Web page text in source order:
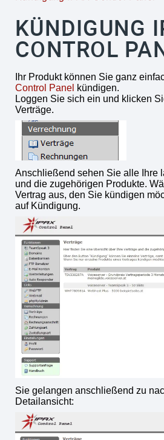
KÜNDIGUNG
CONTROL
Ihr Produkt können Sie ganz
Control Panel kündigen.
Loggen Sie sich ein und klicken
Verträge.
Anschließend sehen Sie alle Ihre
und die zugehörigen Produkte.
Vertrag aus, den Sie kündigen
auf Kündigung.
Sie gelangen anschließend zu
Detailansicht: